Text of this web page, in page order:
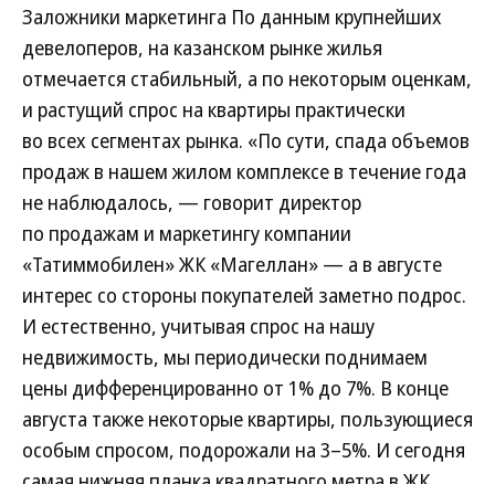
Заложники маркетинга По данным крупнейших
девелоперов, на казанском рынке жилья
отмечается стабильный, а по некоторым оценкам,
и растущий спрос на квартиры практически
во всех сегментах рынка. «По сути, спада объемов
продаж в нашем жилом комплексе в течение года
не наблюдалось, — говорит директор
по продажам и маркетингу компании
«Татиммобилен» ЖК «Магеллан» — а в августе
интерес со стороны покупателей заметно подрос.
И естественно, учитывая спрос на нашу
недвижимость, мы периодически поднимаем
цены дифференцированно от 1% до 7%. В конце
августа также некоторые квартиры, пользующиеся
особым спросом, подорожали на 3–5%. И сегодня